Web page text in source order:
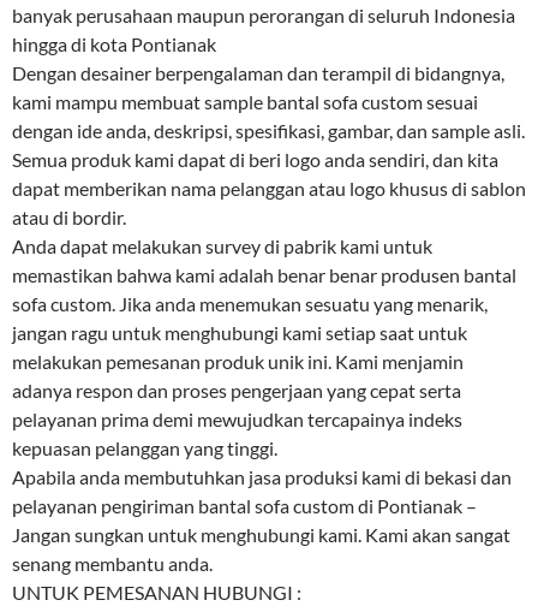
banyak perusahaan maupun perorangan di seluruh Indonesia
hingga di kota Pontianak
Dengan desainer berpengalaman dan terampil di bidangnya,
kami mampu membuat sample bantal sofa custom sesuai
dengan ide anda, deskripsi, spesifikasi, gambar, dan sample asli.
Semua produk kami dapat di beri logo anda sendiri, dan kita
dapat memberikan nama pelanggan atau logo khusus di sablon
atau di bordir.
Anda dapat melakukan survey di pabrik kami untuk
memastikan bahwa kami adalah benar benar produsen bantal
sofa custom. Jika anda menemukan sesuatu yang menarik,
jangan ragu untuk menghubungi kami setiap saat untuk
melakukan pemesanan produk unik ini. Kami menjamin
adanya respon dan proses pengerjaan yang cepat serta
pelayanan prima demi mewujudkan tercapainya indeks
kepuasan pelanggan yang tinggi.
Apabila anda membutuhkan jasa produksi kami di bekasi dan
pelayanan pengiriman bantal sofa custom di Pontianak –
Jangan sungkan untuk menghubungi kami. Kami akan sangat
senang membantu anda.
UNTUK PEMESANAN HUBUNGI :